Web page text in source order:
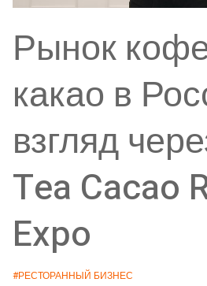
Рынок
какао в
взгляд
Tea Cacao
Expo
#РЕСТОРАННЫЙ БИЗНЕС